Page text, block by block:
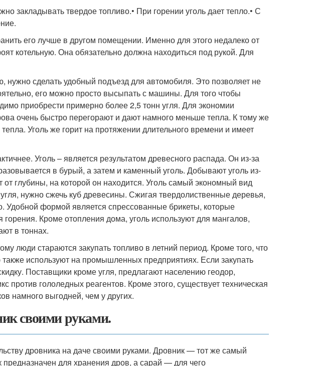
закладывать твердое топливо.• При горении уголь дает тепло.• С
его лучше в другом помещении. Именно для этого недалеко от
котельную. Она обязательно должна находиться под рукой. Для
нужно сделать удобный подъезд для автомобиля. Это позволяет не
его можно просто высыпать с машины. Для того чтобы
приобрести примерно более 2,5 тонн угля. Для экономии
очень быстро перегорают и дают намного меньше тепла. К тому же
Уголь же горит на протяжении длительного времени и имеет
Уголь – является результатом древесного распада. Он из-за
в бурый, а затем и каменный уголь. Добывают уголь из-
от глубины, на которой он находится. Уголь самый экономный вид
нужно сжечь куб древесины. Сжигая твердолиственные деревья,
Удобной формой является спрессованные брикеты, которые
Кроме отопления дома, уголь используют для мангалов,
в тоннах.
люди стараются закупать топливо в летний период. Кроме того, что
используют на промышленных предприятиях. Если закупать
Поставщики кроме угля, предлагают населению геодор,
против гололедных реагентов. Кроме этого, существует техническая
намного выгодней, чем у других.
своими руками.
дровника на даче своими руками. Дровник — тот же самый
для хранения дров, а сарай — для чего